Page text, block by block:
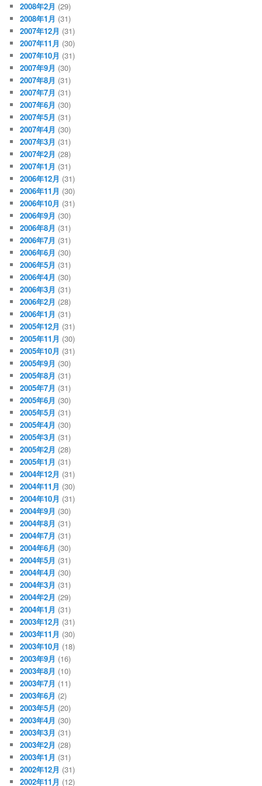
2008年2月 (29)
2008年1月 (31)
2007年12月 (31)
2007年11月 (30)
2007年10月 (31)
2007年9月 (30)
2007年8月 (31)
2007年7月 (31)
2007年6月 (30)
2007年5月 (31)
2007年4月 (30)
2007年3月 (31)
2007年2月 (28)
2007年1月 (31)
2006年12月 (31)
2006年11月 (30)
2006年10月 (31)
2006年9月 (30)
2006年8月 (31)
2006年7月 (31)
2006年6月 (30)
2006年5月 (31)
2006年4月 (30)
2006年3月 (31)
2006年2月 (28)
2006年1月 (31)
2005年12月 (31)
2005年11月 (30)
2005年10月 (31)
2005年9月 (30)
2005年8月 (31)
2005年7月 (31)
2005年6月 (30)
2005年5月 (31)
2005年4月 (30)
2005年3月 (31)
2005年2月 (28)
2005年1月 (31)
2004年12月 (31)
2004年11月 (30)
2004年10月 (31)
2004年9月 (30)
2004年8月 (31)
2004年7月 (31)
2004年6月 (30)
2004年5月 (31)
2004年4月 (30)
2004年3月 (31)
2004年2月 (29)
2004年1月 (31)
2003年12月 (31)
2003年11月 (30)
2003年10月 (18)
2003年9月 (16)
2003年8月 (10)
2003年7月 (11)
2003年6月 (2)
2003年5月 (20)
2003年4月 (30)
2003年3月 (31)
2003年2月 (28)
2003年1月 (31)
2002年12月 (31)
2002年11月 (12)